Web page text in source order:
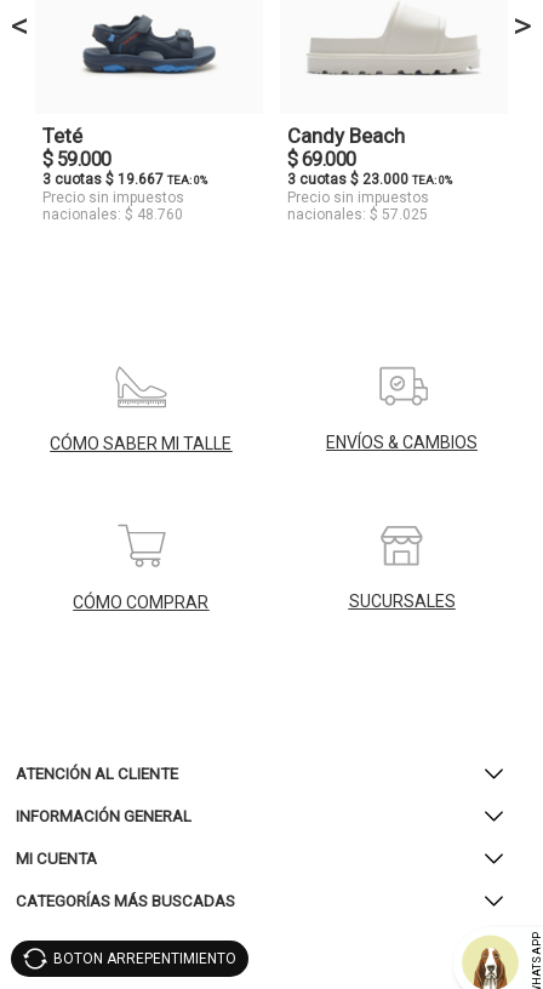
<
Teté
$ 59.000
3 cuotas $ 19.667 TEA: 0%
Precio sin impuestos
nacionales: $ 48.760
Candy Beach
$ 69.000
3 cuotas $ 23.000 TEA: 0%
Precio sin impuestos
nacionales: $ 57.025
>
CÓMO SABER MI TALLE ENVÍOS & CAMBIOS
CÓMO COMPRAR SUCURSALES
ATENCIÓN AL CLIENTE
INFORMACIÓN GENERAL
MI CUENTA
CATEGORÍAS MÁS BUSCADAS
WHATSAPP
BOTON ARREPENTIMIENTO